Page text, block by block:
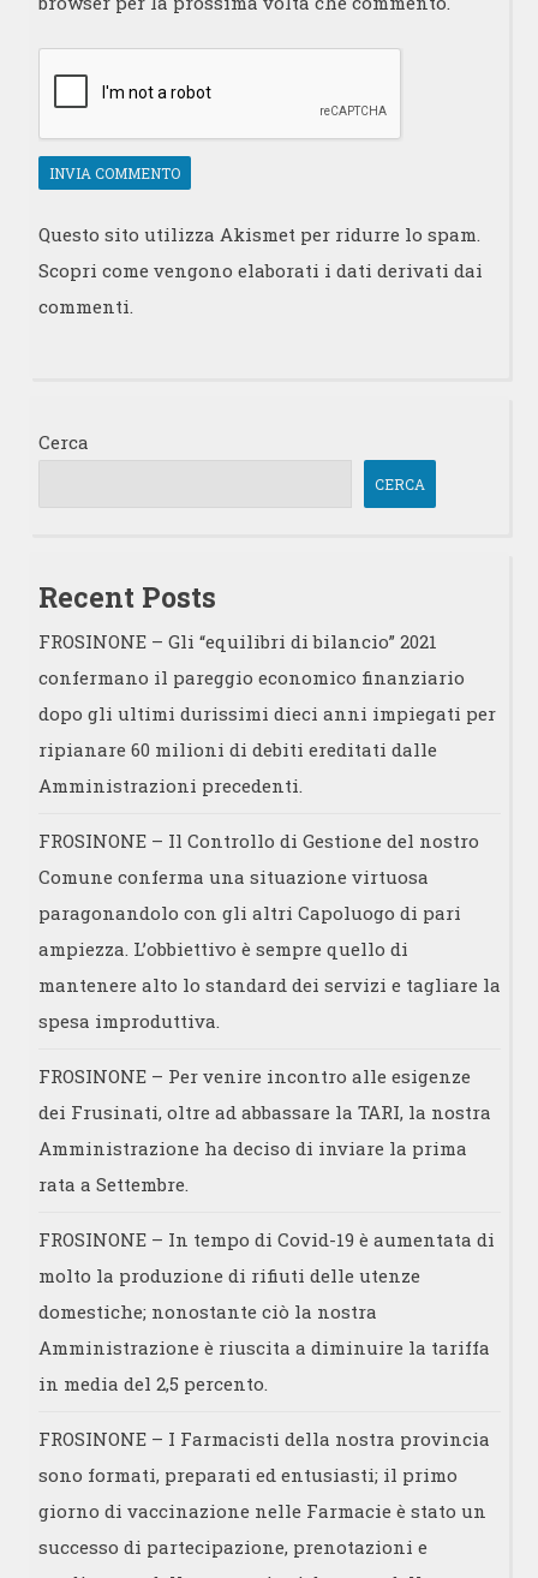
Questo sito utilizza Akismet per ridurre lo spam.
Scopri come vengono elaborati i dati derivati dai
commenti.
Cerca
CERCA
Recent Posts
FROSINONE – Gli “equilibri di bilancio” 2021
confermano il pareggio economico finanziario
dopo gli ultimi durissimi dieci anni impiegati per
ripianare 60 milioni di debiti ereditati dalle
Amministrazioni precedenti.
FROSINONE – Il Controllo di Gestione del nostro
Comune conferma una situazione virtuosa
paragonandolo con gli altri Capoluogo di pari
ampiezza. L’obbiettivo è sempre quello di
mantenere alto lo standard dei servizi e tagliare la
spesa improduttiva.
FROSINONE – Per venire incontro alle esigenze
dei Frusinati, oltre ad abbassare la TARI, la nostra
Amministrazione ha deciso di inviare la prima
rata a Settembre.
FROSINONE – In tempo di Covid-19 è aumentata di
molto la produzione di rifiuti delle utenze
domestiche; nonostante ciò la nostra
Amministrazione è riuscita a diminuire la tariffa
in media del 2,5 percento.
FROSINONE – I Farmacisti della nostra provincia
sono formati, preparati ed entusiasti; il primo
giorno di vaccinazione nelle Farmacie è stato un
successo di partecipazione, prenotazioni e